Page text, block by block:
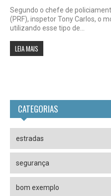
Segundo o chefe de
(PRF), inspetor Tony Carlos, o
utilizando esse tipo de...
LEIA MAIS
CATEGORIAS
estradas
segurança
bom exemplo